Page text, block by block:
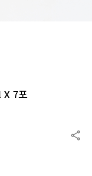
X 7포